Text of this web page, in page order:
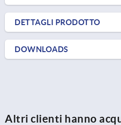
DETTAGLI PRODOTTO
DOWNLOADS
Altri clienti hanno